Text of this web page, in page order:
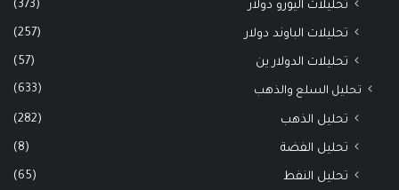
تحليلات اليورو دولار (373)
تحليلات الباوند دولار (257)
تحليلات الدولار ين (57)
تحليل السلع والذهب (633)
تحليل الذهب (282)
تحليل الفضة (8)
تحليل النفط (65)